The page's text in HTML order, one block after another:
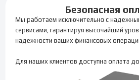
Безопасная
Мы работаем исключительно с
сервисами, гарантируя высочайший
надежности ваших финансовых
Для наших клиентов доступна оплата